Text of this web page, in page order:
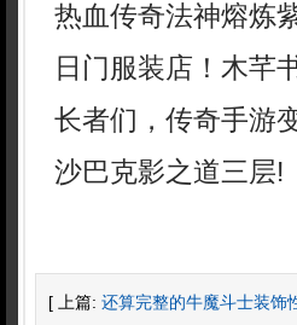
热血传奇法神熔炼
日门服装店！木芊
长者们，传奇手游
沙巴克影之道三层!
[ 上篇: 还算完整的牛魔斗士装饰